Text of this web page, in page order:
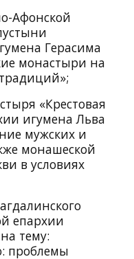
Афонской
Герасима
монастыри на
«Крестовая
игумена Льва
мужских и
монашеской
в условиях
епархии
тему:
проблемы